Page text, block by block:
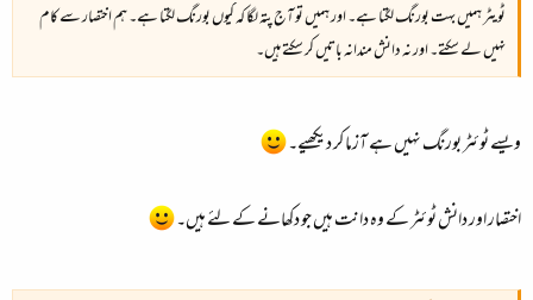
ٹویٹر ہمیں بہت بورنگ لگتا ہے۔ اور ہمیں تو آج پتہ لگا کہ کیوں بورنگ لگتا ہے۔ ہم اختصار سے کام
نہیں لے سکتے۔ اور نہ دانش مندانہ باتیں کر سکتے ہیں۔
ویسے ٹوئٹر بورنگ نہیں ہے آزما کر دیکھیے۔
اختصار اور دانش ٹوئٹر کے وہ دانت ہیں جو دکھانے کے لئے ہیں۔